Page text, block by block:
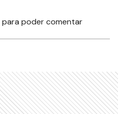
para poder comentar